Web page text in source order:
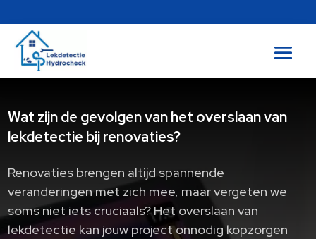
Wat zijn de gevolgen van het overslaan van
lekdetectie bij renovaties?
Renovaties brengen altijd spannende
veranderingen met zich mee, maar vergeten we
soms niet iets cruciaals? Het overslaan van
lekdetectie kan jouw project onnodig kopzorgen